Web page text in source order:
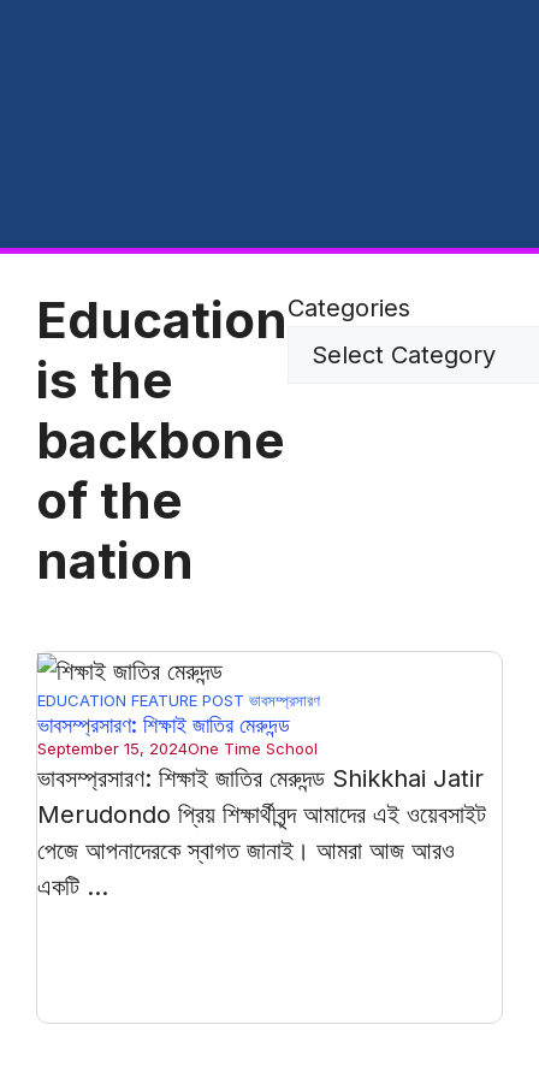
Education
is the
backbone
of the
nation
Categories
EDUCATION FEATURE POST ভাবসম্প্রসারণ
ভাবসম্প্রসারণ: শিক্ষাই জাতির মেরুদন্ড
September 15, 2024One Time School
ভাবসম্প্রসারণ: শিক্ষাই জাতির মেরুদন্ড Shikkhai Jatir
Merudondo প্রিয় শিক্ষার্থীবৃন্দ আমাদের এই ওয়েবসাইট
পেজে আপনাদেরকে স্বাগত জানাই। আমরা আজ আরও
একটি ...